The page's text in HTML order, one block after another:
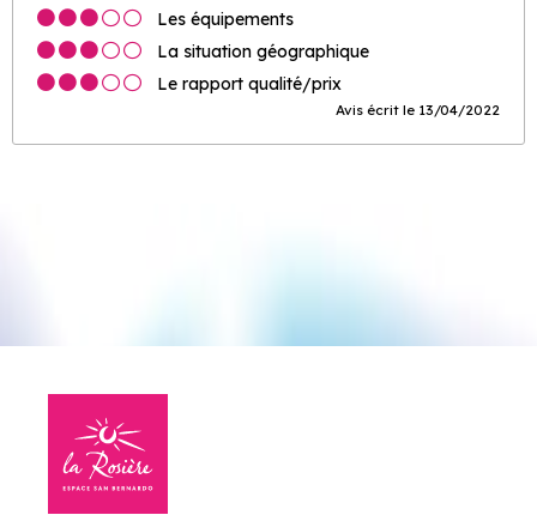
Les équipements
La situation géographique
Le rapport qualité/prix
Avis écrit le 13/04/2022